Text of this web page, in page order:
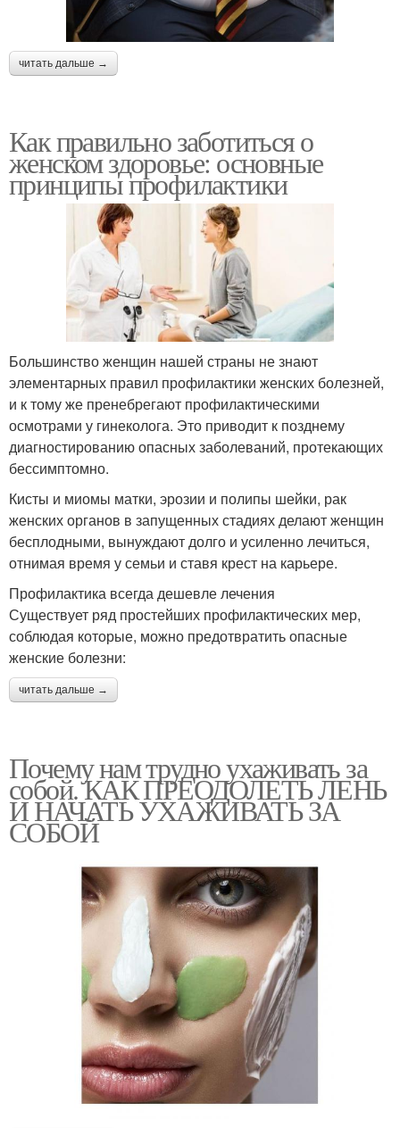
читать дальше →
Как правильно заботиться о
женском здоровье: основные
принципы профилактики
Большинство женщин нашей страны не знают
элементарных правил профилактики женских болезней,
и к тому же пренебрегают профилактическими
осмотрами у гинеколога. Это приводит к позднему
диагностированию опасных заболеваний, протекающих
бессимптомно.
Кисты и миомы матки, эрозии и полипы шейки, рак
женских органов в запущенных стадиях делают женщин
бесплодными, вынуждают долго и усиленно лечиться,
отнимая время у семьи и ставя крест на карьере.
Профилактика всегда дешевле лечения
Существует ряд простейших профилактических мер,
соблюдая которые, можно предотвратить опасные
женские болезни:
читать дальше →
Почему нам трудно ухаживать за
собой. КАК ПРЕОДОЛЕТЬ ЛЕНЬ
И НАЧАТЬ УХАЖИВАТЬ ЗА
СОБОЙ